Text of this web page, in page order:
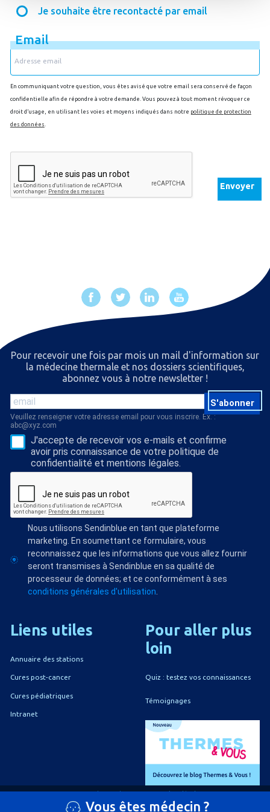
Vous êtes médecin ?
Je souhaite être recontacté par email
Email
En communiquant votre question, vous êtes avisé que votre email sera conservé de façon
confidentielle afin de répondre à votre demande. Vous pouvez à tout moment révoquer ce
droit d’usage, en utilisant les voies et moyens indiqués dans notre politique de protection
des données.
Envoyer
Pour recevoir une fois par mois un mail d'information sur
la médecine thermale et nos dossiers scientiﬁques,
abonnez vous à notre newsletter !
S'abonner
Veuillez renseigner votre adresse email pour vous inscrire. Ex. :
abc@xyz.com
J'accepte de recevoir vos e-mails et confirme
avoir pris connaissance de votre politique de
confidentialité et mentions légales.
Nous utilisons Sendinblue en tant que plateforme
marketing. En soumettant ce formulaire, vous
reconnaissez que les informations que vous allez fournir
seront transmises à Sendinblue en sa qualité de
processeur de données; et ce conformément à ses
conditions générales d'utilisation
Liens utiles
Annuaire des stations
Cures post-cancer
Cures pédiatriques
Intranet
Pour aller plus
loin
Quiz : testez vos connaissances
Témoignages